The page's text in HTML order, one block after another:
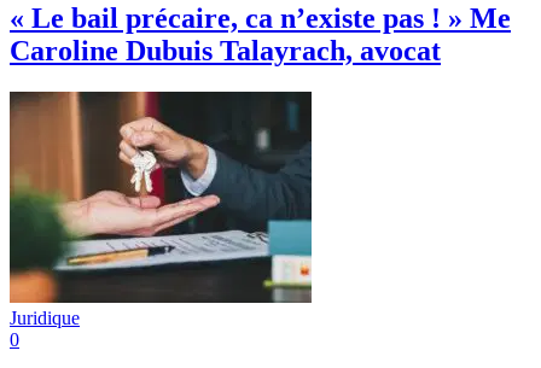
« Le bail précaire, ca n’existe pas ! » Me
Caroline Dubuis Talayrach, avocat
Juridique
0